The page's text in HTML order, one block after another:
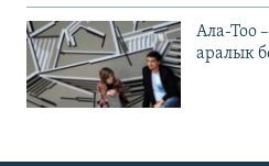
Ала-Тоо
аралык